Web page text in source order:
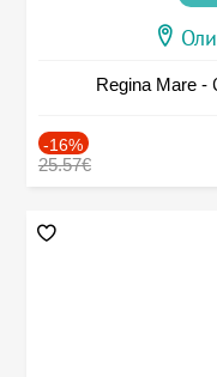
Regina Mare -
-16%
25.57€